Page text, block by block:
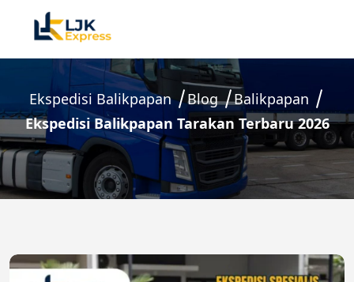
Ekspedisi Balikpapan Blog
Balikpapan
Ekspedisi Balikpapan Tarakan Terbaru 2026